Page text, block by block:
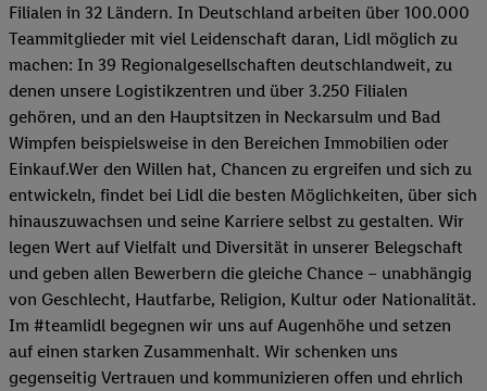
Filialen in 32 Ländern. In Deutschland arbeiten über 100.000
Teammitglieder mit viel Leidenschaft daran, Lidl möglich zu
machen: In 39 Regionalgesellschaften deutschlandweit, zu
denen unsere Logistikzentren und über 3.250 Filialen
gehören, und an den Hauptsitzen in Neckarsulm und Bad
Wimpfen beispielsweise in den Bereichen Immobilien oder
Einkauf.Wer den Willen hat, Chancen zu ergreifen und sich zu
entwickeln, findet bei Lidl die besten Möglichkeiten, über sich
hinauszuwachsen und seine Karriere selbst zu gestalten. Wir
legen Wert auf Vielfalt und Diversität in unserer Belegschaft
und geben allen Bewerbern die gleiche Chance – unabhängig
von Geschlecht, Hautfarbe, Religion, Kultur oder Nationalität.
Im #teamlidl begegnen wir uns auf Augenhöhe und setzen
auf einen starken Zusammenhalt. Wir schenken uns
gegenseitig Vertrauen und kommunizieren offen und ehrlich